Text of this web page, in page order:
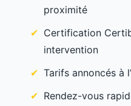
proximité
Certification
intervention
Tarifs annoncés à
Rendez-vous